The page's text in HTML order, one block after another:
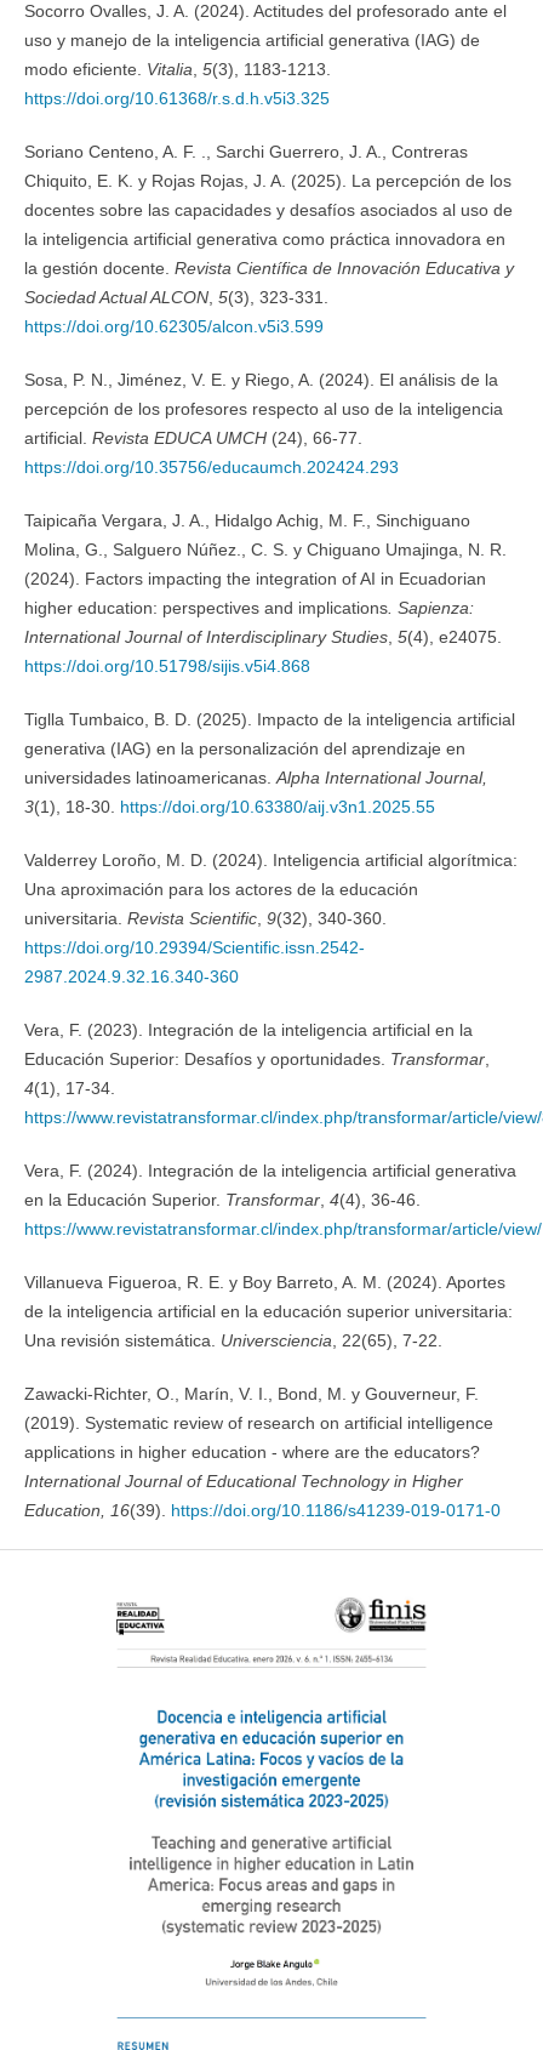
Socorro Ovalles, J. A. (2024). Actitudes del profesorado ante el
uso y manejo de la inteligencia artificial generativa (IAG) de
modo eficiente. Vitalia 5(3), 1183-1213.
https://doi.org/10.61368/r.s.d.h.v5i3.325
Soriano Centeno, A. F. ., Sarchi Guerrero, J. A., Contreras
Chiquito, E. K. y Rojas Rojas, J. A. (2025). La percepción de los
docentes sobre las capacidades y desafíos asociados al uso de
la inteligencia artificial generativa como práctica innovadora en
la gestión docente. Revista Científica de Innovación Educativa y
Sociedad Actual ALCON, 5(3), 323-331.
https://doi.org/10.62305/alcon.v5i3.599
Sosa, P. N., Jiménez, V. E. y Riego, A. (2024). El análisis de la
percepción de los profesores respecto al uso de la inteligencia
artificial. Revista EDUCA UMCH (24), 66-77.
https://doi.org/10.35756/educaumch.202424.293
Taipicaña Vergara, J. A., Hidalgo Achig, M. F., Sinchiguano
Molina, G., Salguero Núñez., C. S. y Chiguano Umajinga, N. R.
(2024). Factors impacting the integration of AI in Ecuadorian
higher education: perspectives and implications. Sapienza:
International Journal of Interdisciplinary Studies, 5(4), e24075.
https://doi.org/10.51798/sijis.v5i4.868
Tiglla Tumbaico, B. D. (2025). Impacto de la inteligencia artificial
generativa (IAG) en la personalización del aprendizaje en
universidades latinoamericanas. Alpha International Journal,
3(1), 18-30. https://doi.org/10.63380/aij.v3n1.2025.55
Valderrey Loroño, M. D. (2024). Inteligencia artificial algorítmica:
Una aproximación para los actores de la educación
universitaria. Revista Scientific, 9(32), 340-360.
https://doi.org/10.29394/Scientific.issn.2542-
2987.2024.9.32.16.340-360
Vera, F. (2023). Integración de la inteligencia artificial en la
Educación Superior: Desafíos y oportunidades. Transformar,
4(1), 17-34.
https://www.revistatransformar.cl/index.php/transformar/article/
Vera, F. (2024). Integración de la inteligencia artificial generativa
en la Educación Superior. Transformar, 4(4), 36-46.
https://www.revistatransformar.cl/index.php/transformar/article/
Villanueva Figueroa, R. E. y Boy Barreto, A. M. (2024). Aportes
de la inteligencia artificial en la educación superior universitaria:
Una revisión sistemática. Universciencia, 22(65), 7-22.
Zawacki-Richter, O., Marín, V. I., Bond, M. y Gouverneur, F.
(2019). Systematic review of research on artificial intelligence
applications in higher education - where are the educators?
International Journal of Educational Technology in Higher
Education, 16(39). https://doi.org/10.1186/s41239-019-0171-0